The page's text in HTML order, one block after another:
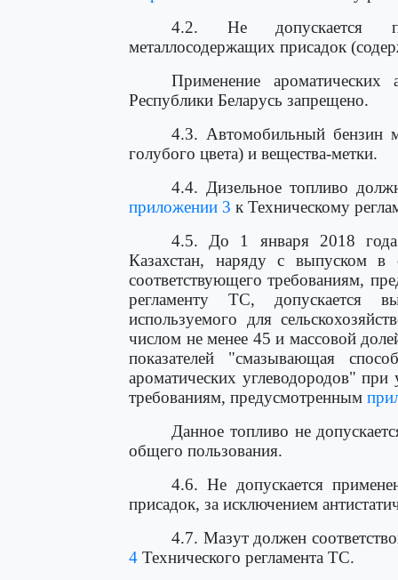
4.2. Не допускается
металлосодержащих присадок
Применение ароматических
Республики Беларусь запрещено.
4.3. Автомобильный бензин
голубого цвета) и вещества-метки.
4.4. Дизельное топливо
приложении 3 к Техническому
4.5. До 1 января 2018
Казахстан, наряду с выпуском в
соответствующего требованиям,
регламенту ТС, допускается
используемого для
числом не менее 45 и массовой
показателей "смазывающая
ароматических углеводородов" при
требованиям, предусмотренным
Данное топливо не
общего пользования.
4.6. Не допускается
присадок, за исключением
4.7. Мазут должен
4 Технического регламента ТС.